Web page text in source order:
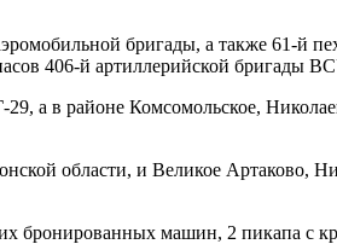
бригады, а также 61-й
406-й артиллерийской бригады
а в районе Комсомольское,
области, и Великое Артаково,
бронированных машин, 2 пикапа с